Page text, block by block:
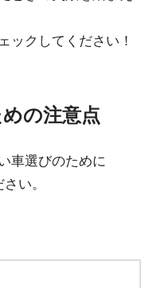
ックしてください！
の注意点
車選びのために
い。